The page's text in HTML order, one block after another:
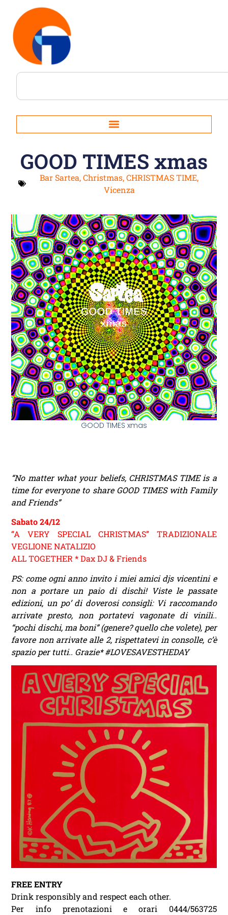
GOOD TIMES xmas
Bar Sartea,Christmas,CHRISTMAS TIME,
Vicenza
GOOD TIMES xmas
“No matter what your beliefs, CHRISTMAS TIME is a
time for everyone to share GOOD TIMES with Family
and Friends”
Sabato 24/12
“A VERY SPECIAL CHRISTMAS” TRADIZIONALE
VEGLIONE NATALIZIO
ALL TOGETHER * Dax DJ & Friends
PS: come ogni anno invito i miei amici djs vicentini e
non a portare un paio di dischi! Viste le passate
edizioni, un po’ di doverosi consigli: Vi raccomando
arrivate presto, non portatevi vagonate di vinili..
“pochi dischi, ma boni” (genere? quello che volete), per
favore non arrivate alle 2, rispettatevi in consolle, c’è
spazio per tutti.. Grazie*#LOVESAVESTHEDAY
FREE ENTRY
Drink responsibly and respect each other.
Per info prenotazioni e orari 0444/563725